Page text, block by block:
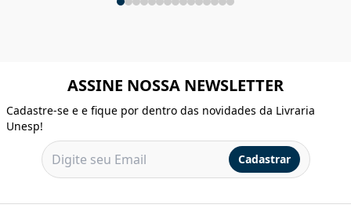
ASSINE NOSSA NEWSLETTER
Cadastre-se e e fique por dentro das novidades da Livraria
Unesp!
Cadastrar